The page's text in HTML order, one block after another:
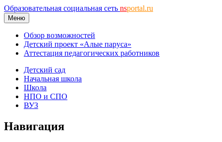
Образовательная социальная сеть nsportal.ru
Меню
Обзор возможностей
Детский проект «Алые паруса»
Аттестация педагогических работников
Детский сад
Начальная школа
Школа
НПО и СПО
ВУЗ
Навигация